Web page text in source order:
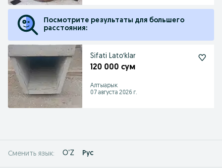
Посмотрите результаты для большего
расстояния:
Sifati Latoʻklar
120 000 сум
Алтыарык
07 августа 2026 г.
Сменить язык: O'Z Рус